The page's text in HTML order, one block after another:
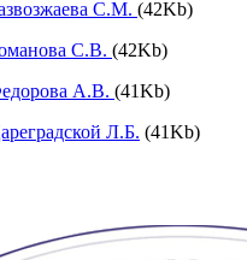
С.М. (42Kb)
С.В. (42Kb)
А.В. (41Kb)
Л.Б. (41Kb)